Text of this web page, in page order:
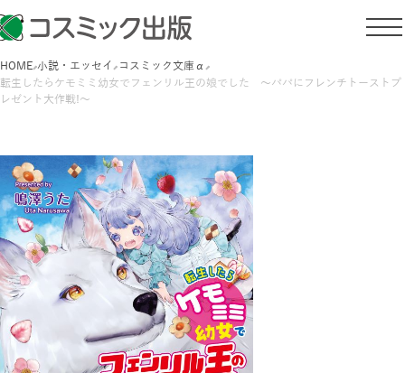
HOME 小説・エッセイ コスミック文庫α
転生したらケモミミ幼女でフェンリル王の娘でした ～パパにフレンチトーストプ
レゼント大作戦!～